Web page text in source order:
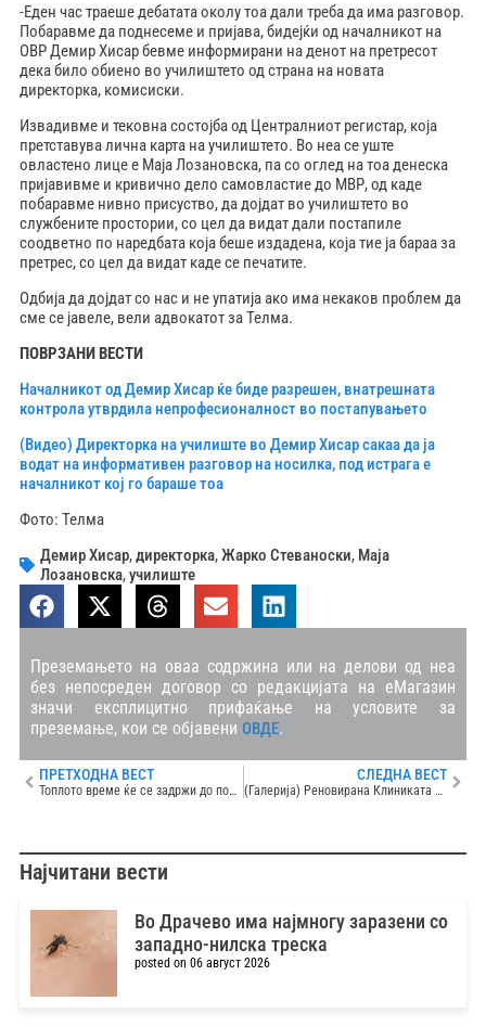
-Еден час траеше дебатата околу тоа дали треба да има разговор.
Побаравме да поднесеме и пријава, бидејќи од началникот на
ОВР Демир Хисар бевме информирани на денот на претресот
дека било обиено во училиштето од страна на новата
директорка, комисиски.
Извадивме и тековна состојба од Централниот регистар, која
претставува лична карта на училиштето. Во неа се уште
овластено лице е Маја Лозановска, па со оглед на тоа денеска
пријавивме и кривично дело самовластие до МВР, од каде
побаравме нивно присуство, да дојдат во училиштето во
службените простории, со цел да видат дали постапиле
соодветно по наредбата која беше издадена, која тие ја бараа за
претрес, со цел да видат каде се печатите.
Одбија да дојдат со нас и не упатија ако има некаков проблем да
сме се јавеле, вели адвокатот за Телма.
ПОВРЗАНИ ВЕСТИ
Началникот од Демир Хисар ќе биде разрешен, внатрешната
контрола утврдила непрофесионалност во постапувањето
(Видео) Директорка на училиште во Демир Хисар сакаа да ја
водат на информативен разговор на носилка, под истрага е
началникот кој го бараше тоа
Фото: Телма
Демир Хисар,директорка,Жарко Стеваноски, Маја
Лозановска,училиште
Преземањето на оваа содржина или на делови од неа
без непосреден договор со редакцијата на еМагазин
значи експлицитно прифаќање на условите за
преземање, кои се објавени ОВДЕ.
ПРЕТХОДНА ВЕСТ
Топлото време ќе се задржи до почетокот на следната недела
СЛЕДНА ВЕСТ
(Галерија) Реновирана Клиниката за урологија
Најчитани вести
Во Драчево има најмногу заразени со
западно-нилска треска
posted on 06 август 2026